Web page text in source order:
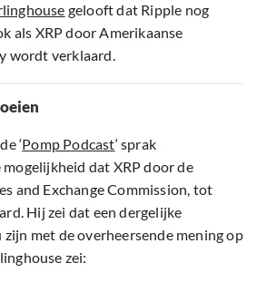
gelooft dat Ripple nog
als XRP door Amerikaanse
wordt verklaard.
‘Pomp Podcast‘ sprak
dat XRP door de
and Exchange Commission, tot
Hij zei dat een dergelijke
met de overheersende mening op
zei: